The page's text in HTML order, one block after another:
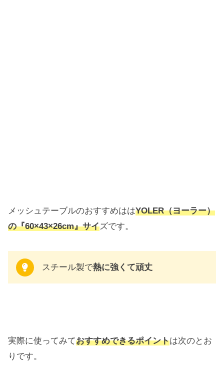
メッシュテーブルのおすすめははYOLER（ヨーラー）
の『60×43×26cm』サイズです。
スチール製で熱に強くて頑丈
実際に使ってみておすすめできるポイントは次のとお
りです。